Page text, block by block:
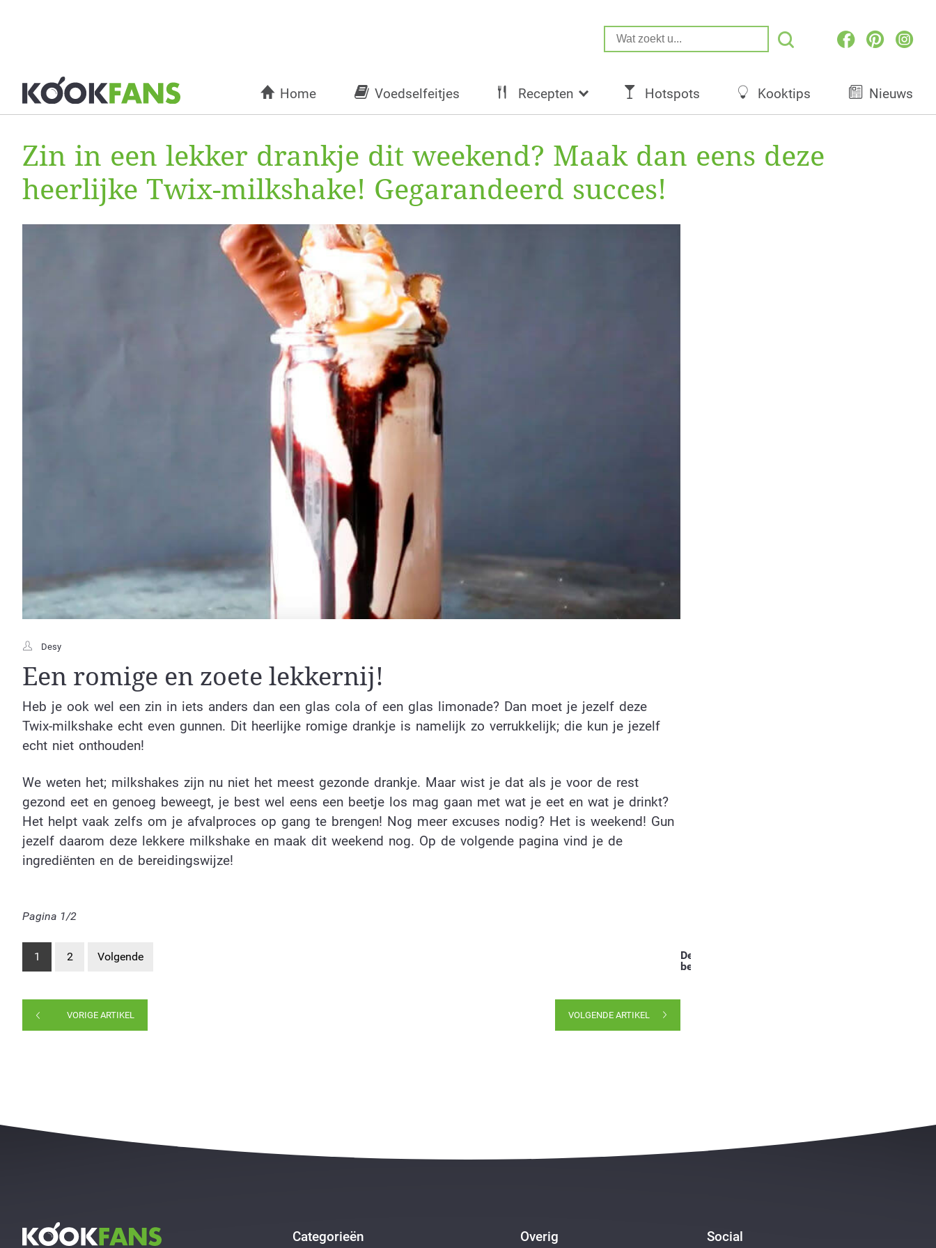
Home Voedselfeitjes Recepten Hotspots Kooktips Nieuws
Zin in een lekker drankje dit weekend? Maak dan eens deze
heerlijke Twix-milkshake! Gegarandeerd succes!
Desy
Een romige en zoete lekkernij!
Heb je ook wel een zin in iets anders dan een glas cola of een glas limonade? Dan moet je jezelf deze
Twix-milkshake echt even gunnen. Dit heerlijke romige drankje is namelijk zo verrukkelijk; die kun je jezelf
echt niet onthouden!
We weten het; milkshakes zijn nu niet het meest gezonde drankje. Maar wist je dat als je voor de rest
gezond eet en genoeg beweegt, je best wel eens een beetje los mag gaan met wat je eet en wat je drinkt?
Het helpt vaak zelfs om je afvalproces op gang te brengen! Nog meer excuses nodig? Het is weekend! Gun
jezelf daarom deze lekkere milkshake en maak dit weekend nog. Op de volgende pagina vind je de
ingrediënten en de bereidingswijze!
Pagina 1/2
1 2 Volgende
Deel dit
bericht:
VORIGE ARTIKEL VOLGENDE ARTIKEL
Categorieën Overig Social